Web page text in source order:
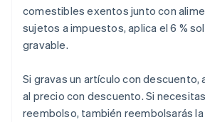
comestibles exentos junto con
sujetos a impuestos, aplica el 6 %
gravable.
Si gravas un artículo con descuento,
al precio con descuento. Si
reembolso, también reembolsarás